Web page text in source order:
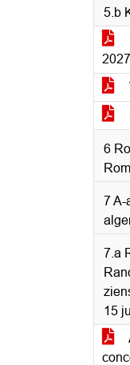
5.b
2027
6
7 A-
7.a
15